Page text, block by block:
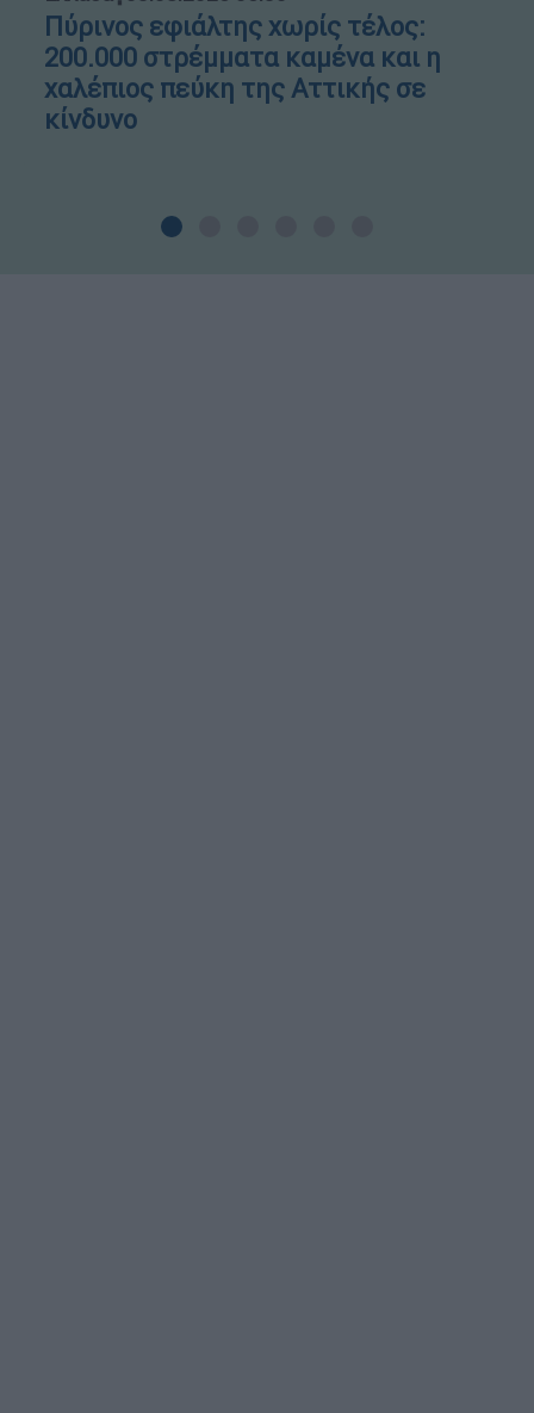
Πύρινος εφιάλτης χωρίς τέλος:
200.000 στρέμματα καμένα και η
χαλέπιος πεύκη της Αττικής σε
κίνδυνο